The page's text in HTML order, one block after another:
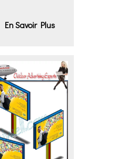
En Savoir Plus